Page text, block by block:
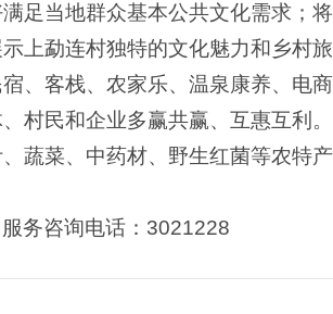
足当地群众基本公共文化需求；
上勐连村独特的文化魅力和乡村
、客栈、农家乐、温泉康养、电
村民和企业多赢共赢、互惠互利
蔬菜、中药材、野生红菌等农特
服务咨询电话：3021228